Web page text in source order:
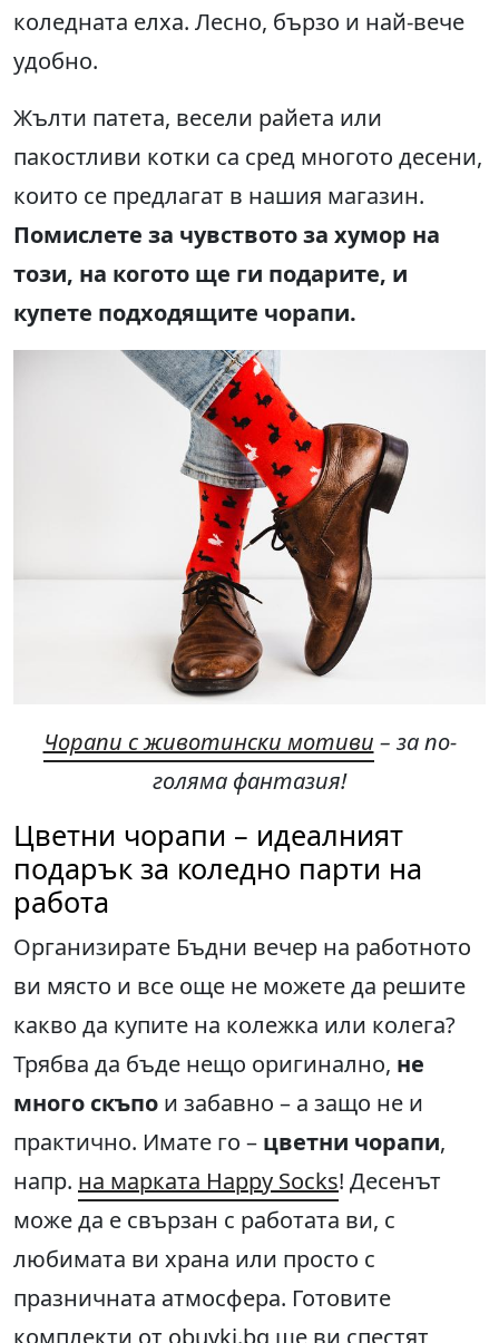
коледната елха. Лесно, бързо и най-вече
удобно.
Жълти патета, весели райета или
пакостливи котки са сред многото десени,
които се предлагат в нашия магазин.
Помислете за чувството за хумор на
този, на когото ще ги подарите, и
купете подходящите чорапи.
Чорапи с животински мотиви – за по-
голяма фантазия!
Цветни чорапи – идеалният
подарък за коледно парти на
работа
Организирате Бъдни вечер на работното
ви място и все още не можете да решите
какво да купите на колежка или колега?
Трябва да бъде нещо оригинално, не
много скъпо и забавно – а защо не и
практично. Имате го – цветни чорапи,
напр. на марката Happy Socks! Десенът
може да е свързан с работата ви, с
любимата ви храна или просто с
празничната атмосфера. Готовите
комплекти от obuvki.bg ще ви спестят